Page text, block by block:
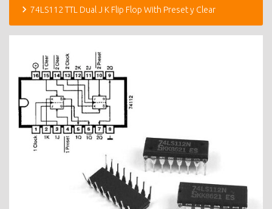
74LS112 TTL Dual J K Flip Flop With Preset y Clear